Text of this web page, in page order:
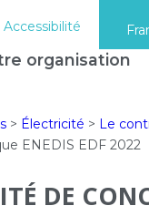
Accessibilité
organisation
> Électricité > Le
ENEDIS EDF 2022
DE